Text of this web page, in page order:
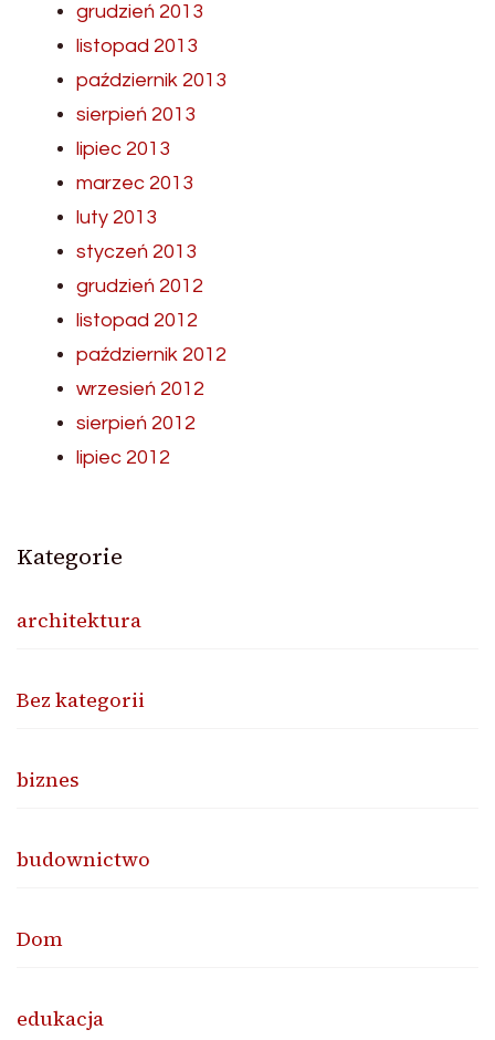
grudzień 2013
listopad 2013
październik 2013
sierpień 2013
lipiec 2013
marzec 2013
luty 2013
styczeń 2013
grudzień 2012
listopad 2012
październik 2012
wrzesień 2012
sierpień 2012
lipiec 2012
Kategorie
architektura
Bez kategorii
biznes
budownictwo
Dom
edukacja